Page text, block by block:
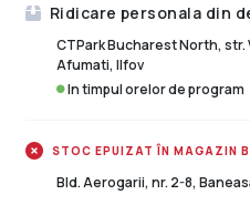
Ridicare personala din
CTPark Bucharest North, str.
Afumati, Ilfov
In timpul orelor de program
STOC EPUIZAT ÎN MAGAZIN
Bld. Aerogarii, nr. 2-8,